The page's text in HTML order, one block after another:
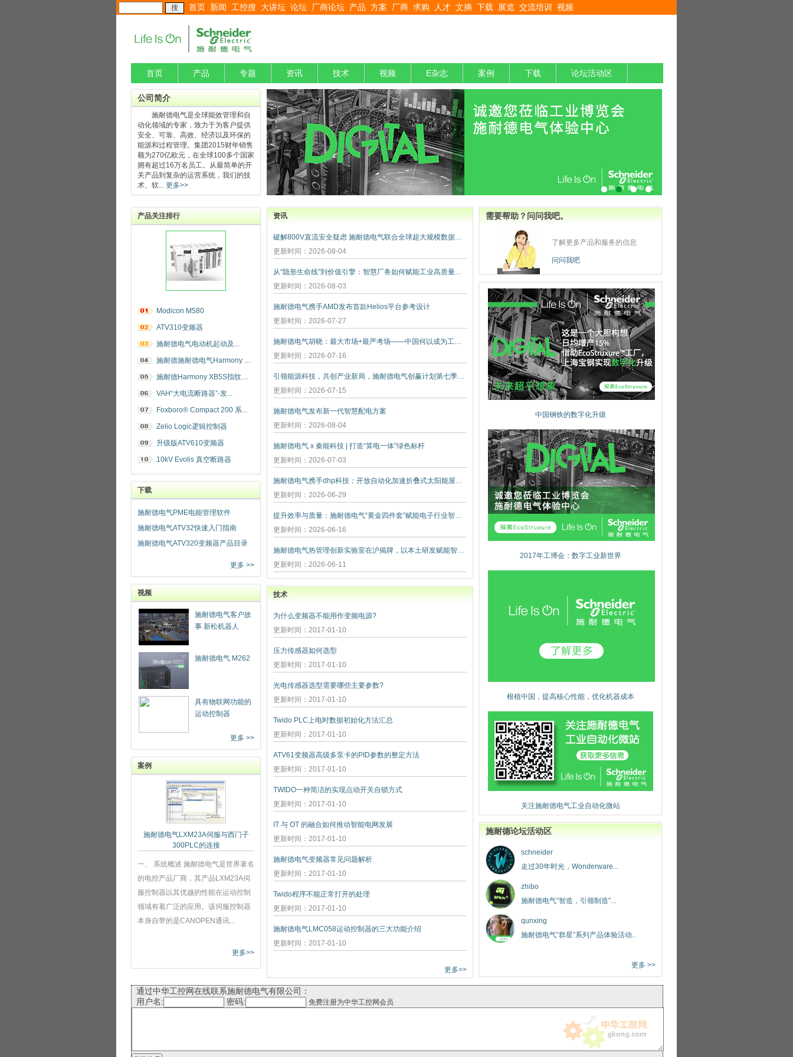
首页 新闻 工控搜 大讲坛 论坛 厂商论坛 产品 方案 厂商 求购 人才 文摘 下载 展览 交流培训 视频
首页 产品 专题 资讯 技术 视频 E杂志 案例 下载 论坛活动区
公司简介
施耐德电气是全球能效管理和自
动化领域的专家，致力于为客户提供
安全、可靠、高效、经济以及环保的
能源和过程管理。集团2015财年销售
额为270亿欧元，在全球100多个国家
拥有超过16万名员工。从最简单的开
关产品到复杂的运营系统，我们的技
术、软... 更多>>
产品关注排行
Modicon M580
ATV310变频器
施耐德电气电动机起动及...
施耐德施耐德电气Harmony 指纹开关
施耐德Harmony XB5S指纹识别开关
VAH“大电流断路器”-发...
Foxboro® Compact 200 系...
Zelio Logic逻辑控制器
升级版ATV610变频器
10kV Evolis 真空断路器
下载
施耐德电气PME电能管理软件
施耐德电气ATV32快速入门指南
施耐德电气ATV320变频器产品目录
更多 >>
视频
施耐德电气客户故
事 新松机器人
施耐德电气 M262
具有物联网功能的
运动控制器
更多 >>
案例
施耐德电气LXM23A伺服与西门子
300PLC的连接
一、 系统概述 施耐德电气是世界著名
的电控产品厂商，其产品LXM23A伺
服控制器以其优越的性能在运动控制
领域有着广泛的应用。该伺服控制器
本身自带的是CANOPEN通讯...
更多>>
资讯
破解800V直流安全疑虑 施耐德电气联合全球超大规模数据中心运营商发布弧闪风险评估报告
更新时间：2026-08-04
从“隐形生命线”到价值引擎：智慧厂务如何赋能工业高质量发展
更新时间：2026-08-03
施耐德电气携手AMD发布首款Helios平台参考设计
更新时间：2026-07-27
施耐德电气胡晓：最大市场+最严考场——中国何以成为工业创新策源地
更新时间：2026-07-16
引领能源科技，共创产业新局，施耐德电气创赢计划第七季正式启动
更新时间：2026-07-15
施耐德电气发布新一代智慧配电方案
更新时间：2026-08-04
施耐德电气 x 秦能科技 | 打造“算电一体”绿色标杆
更新时间：2026-07-03
施耐德电气携手dhp科技：开放自动化加速折叠式太阳能屋顶创新
更新时间：2026-06-29
提升效率与质量：施耐德电气“黄金四件套”赋能电子行业智能升级
更新时间：2026-06-16
施耐德电气热管理创新实验室在沪揭牌，以本土研发赋能智算未
更新时间：2026-06-11
技术
为什么变频器不能用作变频电源?
更新时间：2017-01-10
压力传感器如何选型
更新时间：2017-01-10
光电传感器选型需要哪些主要参数?
更新时间：2017-01-10
Twido PLC上电时数据初始化方法汇总
更新时间：2017-01-10
ATV61变频器高级多泵卡的PID参数的整定方法
更新时间：2017-01-10
TWIDO一种简洁的实现点动开关自锁方式
更新时间：2017-01-10
IT 与 OT 的融合如何推动智能电网发展
更新时间：2017-01-10
施耐德电气变频器常见问题解析
更新时间：2017-01-10
Twido程序不能正常打开的处理
更新时间：2017-01-10
施耐德电气LMC058运动控制器的三大功能介绍
更新时间：2017-01-10
更多>>
需要帮助？问问我吧。
了解更多产品和服务的信息
问问我吧
中国钢铁的数字化升级
2017年工博会：数字工业新世界
根植中国，提高核心性能，优化机器成本
关注施耐德电气工业自动化微站
施耐德论坛活动区
schneider
走过30年时光，Wonderware...
zhibo
施耐德电气“智造，引领制造”...
qunxing
施耐德电气“群星”系列产品体验活动..
更多 >>
通过中华工控网在线联系施耐德电气有限公司：
用户名:
密码: 免费注册为中华工控网会员